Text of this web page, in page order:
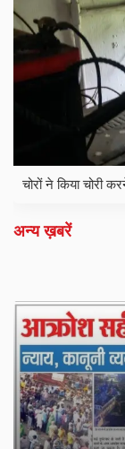
चोरों ने किया चोरी
अन्य ख़बरें